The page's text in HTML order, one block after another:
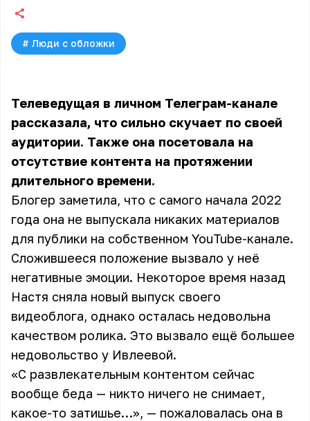
# Люди с обложки
Телеведущая в личном Телеграм-канале
рассказала, что сильно скучает по своей
аудитории. Также она посетовала на
отсутствие контента на протяжении
длительного времени.
Блогер заметила, что с самого начала 2022
года она не выпускала никаких материалов
для публики на собственном YouTube-канале.
Сложившееся положение вызвало у неё
негативные эмоции. Некоторое время назад
Настя сняла новый выпуск своего
видеоблога, однако осталась недовольна
качеством ролика. Это вызвало ещё большее
недовольство у Ивлеевой.
«С развлекательным контентом сейчас
вообще беда — никто ничего не снимает,
какое-то затишье…», — пожаловалась она в